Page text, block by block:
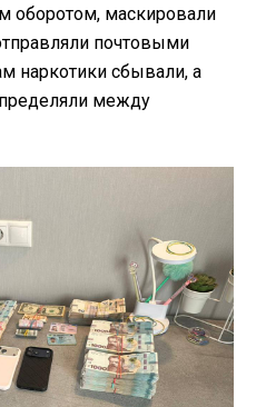
оборотом, маскировали
почтовыми
наркотики сбывали, а
между